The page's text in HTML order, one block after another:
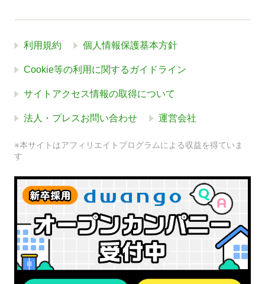
利用規約 個人情報保護基本方針
Cookie等の利用に関するガイドライン
サイトアクセス情報の取得について
法人・プレスお問い合わせ 運営会社
※本サイトはアフィリエイトプログラムによる収益を得ていま
す